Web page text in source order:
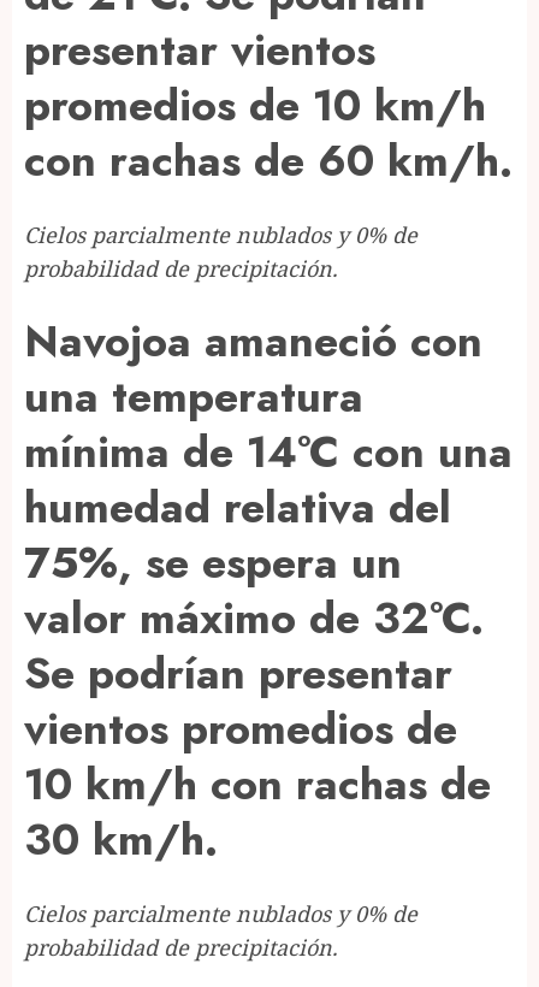
presentar vientos
promedios de 10 km/h
con rachas de 60 km/h.
Cielos parcialmente nublados y 0% de
probabilidad de precipitación.
Navojoa amaneció con
una temperatura
mínima de 14°C con una
humedad relativa del
75%, se espera un
valor máximo de 32°C.
Se podrían presentar
vientos promedios de
10 km/h con rachas de
30 km/h.
Cielos parcialmente nublados y 0% de
probabilidad de precipitación.